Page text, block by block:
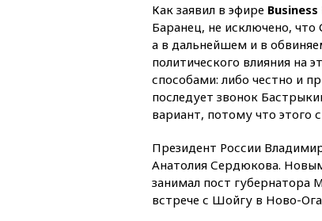
Как заявил в эфире Business
Баранец, не исключено,
а в дальнейшем и в
политического влияния на
способами: либо честно и
последует звонок
вариант, потому что этого
Президент России
Анатолия Сердюкова.
занимал пост губернатора
встрече с Шойгу в Ново-